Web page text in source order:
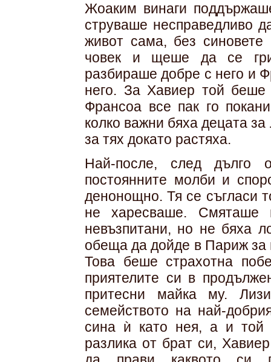
Жоаким винаги
струваше несправедливо
живот сама, без
човек и щеше да се
разбираше добре с него и
него. За Хавиер той беше
Франсоа все пак го
колко важни бяха децата
за тях докато растяха.
Най-после, след дълго
постоянните молби и
денонощно. Тя се съгласи
не харесваше.
невъзпитани, но не бяха
обеща да дойде в Париж за
Това беше страхотна
приятелите си в
притесни майка му.
семейството на най-
сина ѝ като нея, а и той
разлика от брат си,